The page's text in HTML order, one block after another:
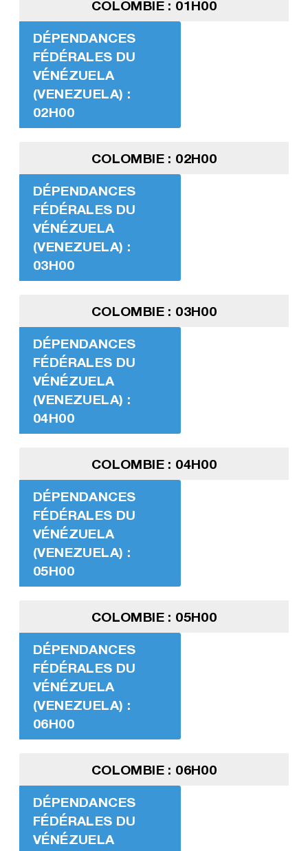
COLOMBIE : 01H00
DÉPENDANCES
FÉDÉRALES DU
VÉNÉZUELA
(VENEZUELA) :
02H00
COLOMBIE : 02H00
DÉPENDANCES
FÉDÉRALES DU
VÉNÉZUELA
(VENEZUELA) :
03H00
COLOMBIE : 03H00
DÉPENDANCES
FÉDÉRALES DU
VÉNÉZUELA
(VENEZUELA) :
04H00
COLOMBIE : 04H00
DÉPENDANCES
FÉDÉRALES DU
VÉNÉZUELA
(VENEZUELA) :
05H00
COLOMBIE : 05H00
DÉPENDANCES
FÉDÉRALES DU
VÉNÉZUELA
(VENEZUELA) :
06H00
COLOMBIE : 06H00
DÉPENDANCES
FÉDÉRALES DU
VÉNÉZUELA